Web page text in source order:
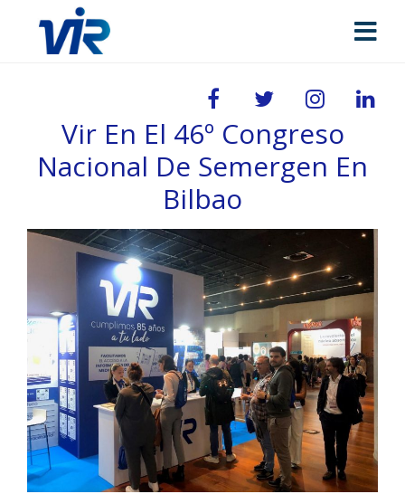
Vir En El 46º Congreso
Nacional De Semergen En
Bilbao